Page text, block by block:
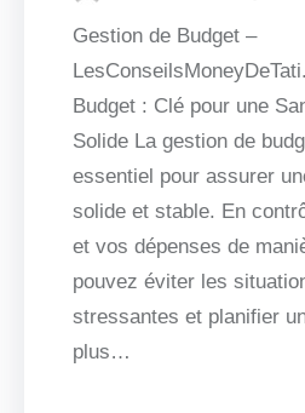
Gestion de Budget –
Budget : Clé pour une
Solide La gestion de
essentiel pour assurer
solide et stable. En
et vos dépenses de
pouvez éviter les
stressantes et planifier
plus…